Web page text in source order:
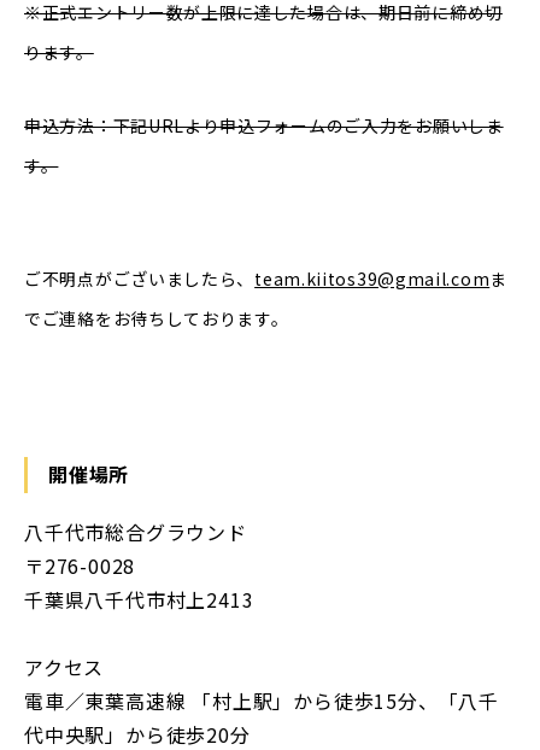
※正式エントリー数が上限に達した場合は、期日前に締め切
ります。
申込方法：下記URLより申込フォームのご入力をお願いしま
す。
ご不明点がございましたら、 team.kiitos39@gmail.comま
でご連絡をお待ちしております。
開催場所
八千代市総合グラウンド
〒276-0028
千葉県八千代市村上2413
アクセス
電車／東葉高速線 「村上駅」から徒歩15分、「八千
代中央駅」から徒歩20分